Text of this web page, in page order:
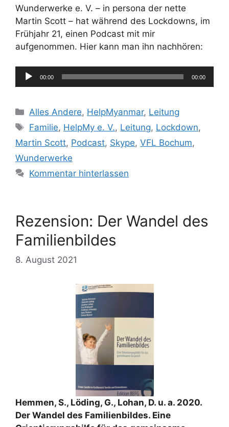
Wunderwerke e. V. – in persona der nette
Martin Scott – hat während des Lockdowns, im
Frühjahr 21, einen Podcast mit mir
aufgenommen. Hier kann man ihn nachhören:
Audio-
Player
00:00 00:00
Kategorien
Alles Andere, HelpMyanmar, Leitung
Schlagwörter
Familie, HelpMy e. V., Leitung, Lockdown,
Martin Scott, Podcast, Skype, VFL Bochum,
Wunderwerke
Kommentar hinterlassen
Rezension: Der Wandel des
Familienbildes
8. August 2021
Hemmen, S., Löding, G., Lohan, D. u. a. 2020.
Der Wandel des Familienbildes. Eine